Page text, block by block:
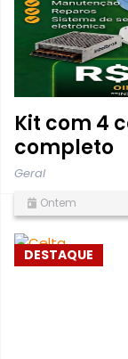
Kit com 4
completo
Geral
Ontem
DESTAQUE